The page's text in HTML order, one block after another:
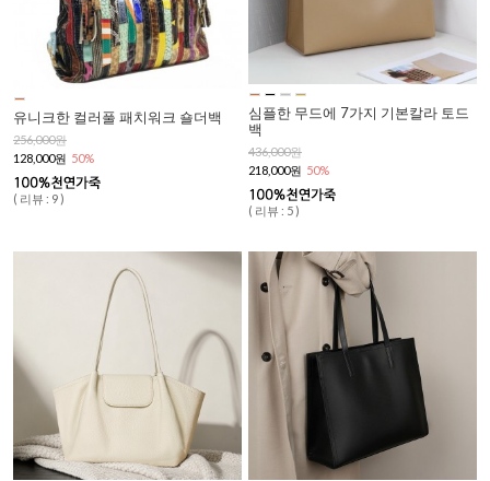
유니크한 컬러풀 패치워크 숄더백
256,000원
128,000원 50%
( 리뷰 : 9 )
심플한 무드에 7가지 기본칼라 토드
백
436,000원
218,000원 50%
( 리뷰 : 5 )